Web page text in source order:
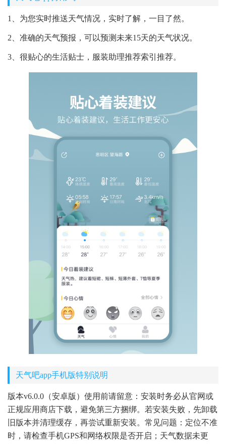
1、为您实时推送天气情况，实时了解，一目了然。
2、准确的天气预报，可以预测未来15天的天气状况。
3、很贴心的生活贴士，服装助理推荐索引推荐。
天气吧app手机版特别说明
版本v6.0.0（安卓版）使用前请留意：安装时务必从官网或
正规应用商店下载，避免第三方捆绑。若安装失败，先卸载
旧版本并清理缓存，再尝试重新安装。常见问题：定位不准
时，请检查手机GPS和网络权限是否开启；天气数据未更